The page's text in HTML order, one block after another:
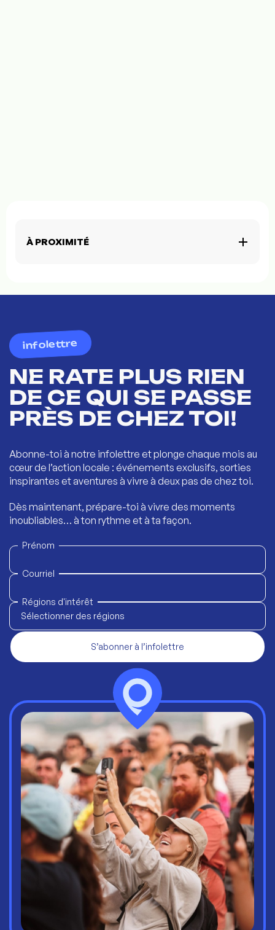
À PROXIMITÉ
infolettre
NE RATE PLUS RIEN
DE CE QUI SE PASSE
PRÈS DE CHEZ TOI!
Abonne-toi à notre infolettre et plonge chaque mois au
cœur de l’action locale : événements exclusifs, sorties
inspirantes et aventures à vivre à deux pas de chez toi.
Dès maintenant, prépare-toi à vivre des moments
inoubliables… à ton rythme et à ta façon.
Prénom
Courriel
Régions d'intérêt
Sélectionner des régions
S’abonner à l’infolettre